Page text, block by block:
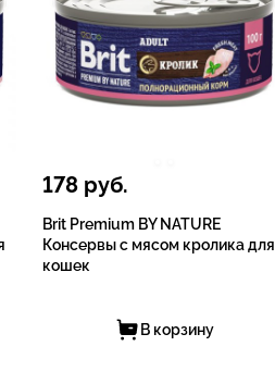
178 руб.
Brit Premium BY NATURE
Консервы с мясом кролика для
кошек
В корзину